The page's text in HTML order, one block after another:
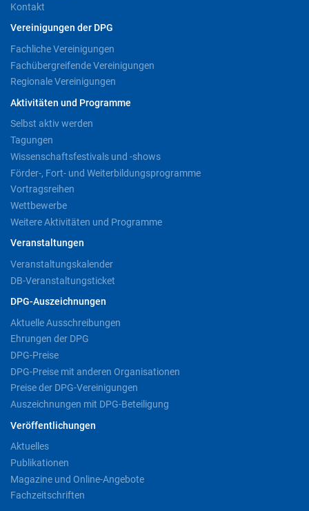
Kontakt
Vereinigungen der DPG
Fachliche Vereinigungen
Fachübergreifende Vereinigungen
Regionale Vereinigungen
Aktivitäten und Programme
Selbst aktiv werden
Tagungen
Wissenschaftsfestivals und -shows
Förder-, Fort- und Weiterbildungsprogramme
Vortragsreihen
Wettbewerbe
Weitere Aktivitäten und Programme
Veranstaltungen
Veranstaltungskalender
DB-Veranstaltungsticket
DPG-Auszeichnungen
Aktuelle Ausschreibungen
Ehrungen der DPG
DPG-Preise
DPG-Preise mit anderen Organisationen
Preise der DPG-Vereinigungen
Auszeichnungen mit DPG-Beteiligung
Veröffentlichungen
Aktuelles
Publikationen
Magazine und Online-Angebote
Fachzeitschriften